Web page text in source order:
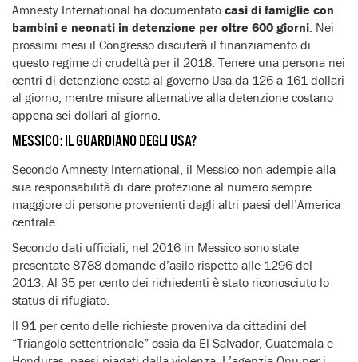
Amnesty International ha documentato casi di famiglie con
bambini e neonati in detenzione per oltre 600 giorni . Nei
prossimi mesi il Congresso discuterà il finanziamento di
questo regime di crudeltà per il 2018. Tenere una persona nei
centri di detenzione costa al governo Usa da 126 a 161 dollari
al giorno, mentre misure alternative alla detenzione costano
appena sei dollari al giorno.
MESSICO: IL GUARDIANO DEGLI USA?
Secondo Amnesty International, il Messico non adempie alla
sua responsabilità di dare protezione al numero sempre
maggiore di persone provenienti dagli altri paesi dell’America
centrale.
Secondo dati ufficiali, nel 2016 in Messico sono state
presentate 8788 domande d’asilo rispetto alle 1296 del
2013. Al 35 per cento dei richiedenti è stato riconosciuto lo
status di rifugiato.
Il 91 per cento delle richieste proveniva da cittadini del
“Triangolo settentrionale” ossia da El Salvador, Guatemala e